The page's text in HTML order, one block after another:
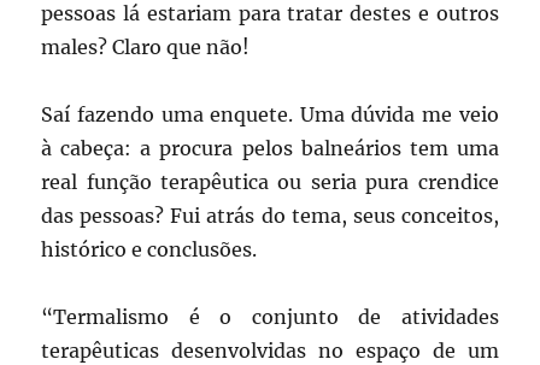
pessoas lá estariam para tratar destes e outros
males? Claro que não!
Saí fazendo uma enquete. Uma dúvida me veio
à cabeça: a procura pelos balneários tem uma
real função terapêutica ou seria pura crendice
das pessoas? Fui atrás do tema, seus conceitos,
histórico e conclusões.
“Termalismo é o conjunto de atividades
terapêuticas desenvolvidas no espaço de um